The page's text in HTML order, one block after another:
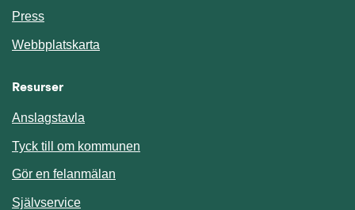
Press
Webbplatskarta
Resurser
Anslagstavla
Tyck till om kommunen
Gör en felanmälan
SjälvserviceLänk till annan webbplats.